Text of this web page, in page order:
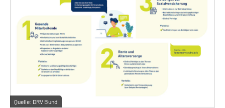
Quelle: DRV Bund